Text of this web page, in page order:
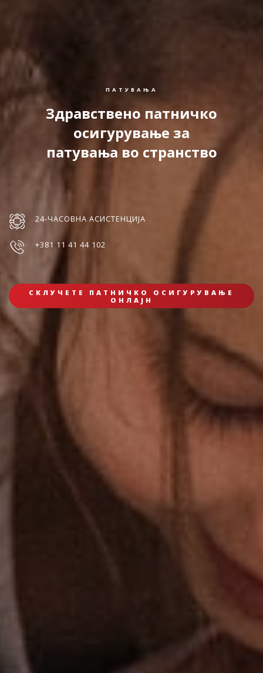
ПАТУВАЊА
Здравствено патничко
осигурување за
патувања во странство
24-ЧАСОВНА АСИСТЕНЦИЈА
+381 11 41 44 102
СКЛУЧЕТЕ ПАТНИЧКО ОСИГУРУВАЊЕ
ОНЛАЈН